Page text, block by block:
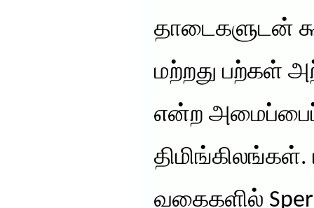
தாடைகளுடன்
மற்றது பற்கள்
என்ற அமைப்பைப்
வகைகளில்